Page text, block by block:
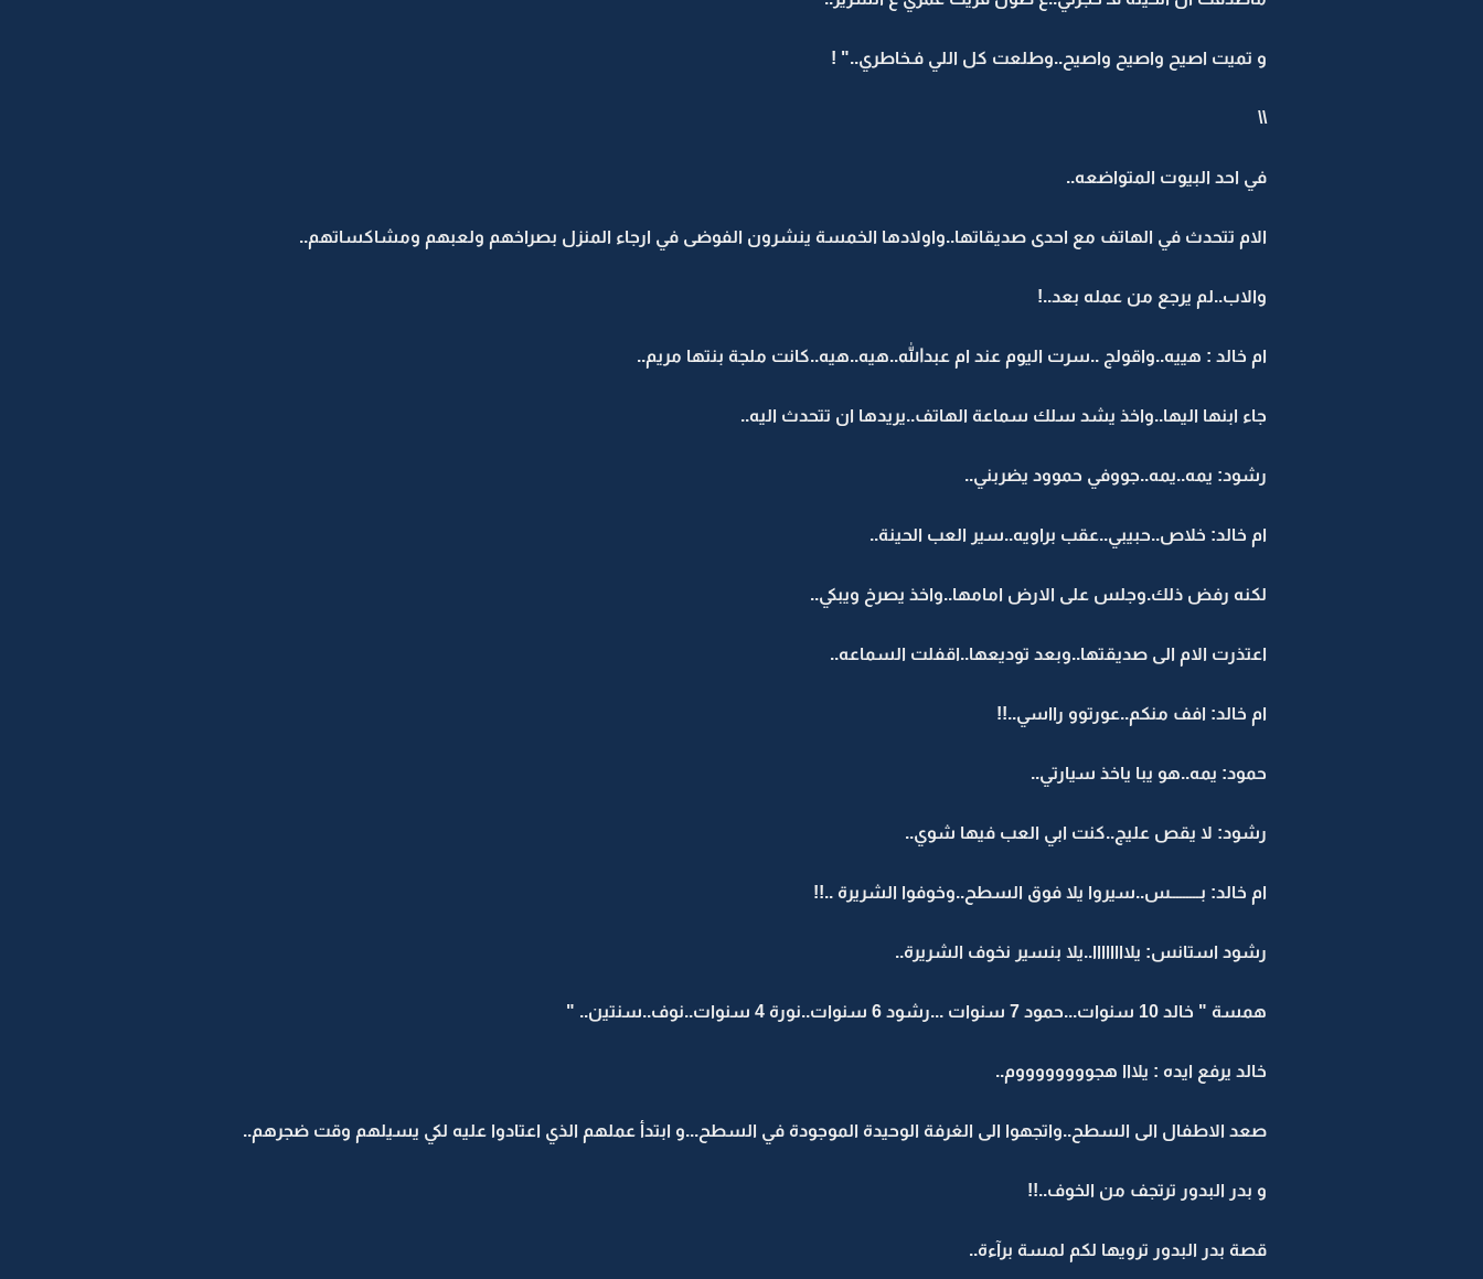
و تميت اصيح واصيح واصيح..وطلعت كل اللي فـخاطري.." !
\\
في احد البيوت المتواضعه..
الام تتحدث في الهاتف مع احدى صديقاتها..واولادها الخمسة ينشرون الفوضى في ارجاء المنزل بصراخهم ولعبهم ومشاكساتهم..
والاب..لم يرجع من عمله بعد..!
ام خالد : هييه..واقولج ..سرت اليوم عند ام عبدالله..هيه..هيه..كانت ملجة بنتها مريم..
جاء ابنها اليها..واخذ يشد سلك سماعة الهاتف..يريدها ان تتحدث اليه..
رشود: يمه..يمه..جووفي حموود يضربني..
ام خالد: خلاص..حبيبي..عقب براويه..سير العب الحينة..
لكنه رفض ذلك.وجلس على الارض امامها..واخذ يصرخ ويبكي..
اعتذرت الام الى صديقتها..وبعد توديعها..اقفلت السماعه..
ام خالد: افف منكم..عورتوو رااسي..!!
حمود: يمه..هو يبا ياخذ سيارتي..
رشود: لا يقص عليج..كنت ابي العب فيها شوي..
ام خالد: بـــــــــس..سيروا يلا فوق السطح..وخوفوا الشريرة ..!!
رشود استانس: يلاااااااا..يلا بنسير نخوف الشريرة..
همسة " خالد 10 سنوات...حمود 7 سنوات ...رشود 6 سنوات..نورة 4 سنوات..نوف..سنتين.. "
خالد يرفع ايده : يلااا هجووووووووم..
صعد الاطفال الى السطح..واتجهوا الى الغرفة الوحيدة الموجودة في السطح...و ابتدأ عملهم الذي اعتادوا عليه لكي يسيلهم وقت ضجرهم..
و بدر البدور ترتجف من الخوف..!!
قصة بدر البدور ترويها لكم لمسة برآءة..